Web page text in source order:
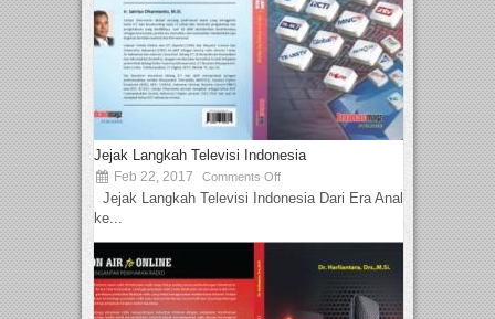
Jejak Langkah Televisi Indonesia
Feb 22, 2017 Comments Off
Jejak Langkah Televisi Indonesia Dari Era Analog
ke...